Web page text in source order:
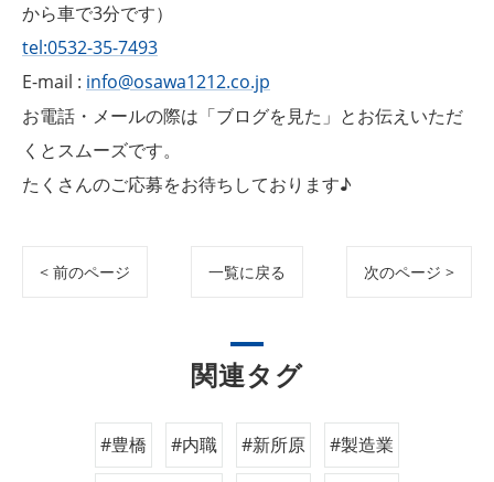
から車で3分です）
tel:0532-35-7493
E-mail : info@osawa1212.co.jp
お電話・メールの際は「ブログを見た」とお伝えいただ
くとスムーズです。
たくさんのご応募をお待ちしております♪
< 前のページ 一覧に戻る 次のページ >
関連タグ
#豊橋 #内職 #新所原 #製造業